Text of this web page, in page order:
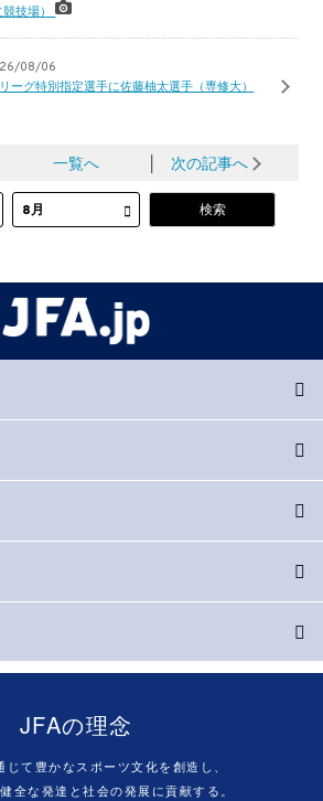
競技場）
08/06
ーグ特別指定選手に佐藤柚太選手（専修大）
一覧へ 次の記事へ
JFAの理念
じて豊かなスポーツ文化を創造し、
全な発達と社会の発展に貢献する。